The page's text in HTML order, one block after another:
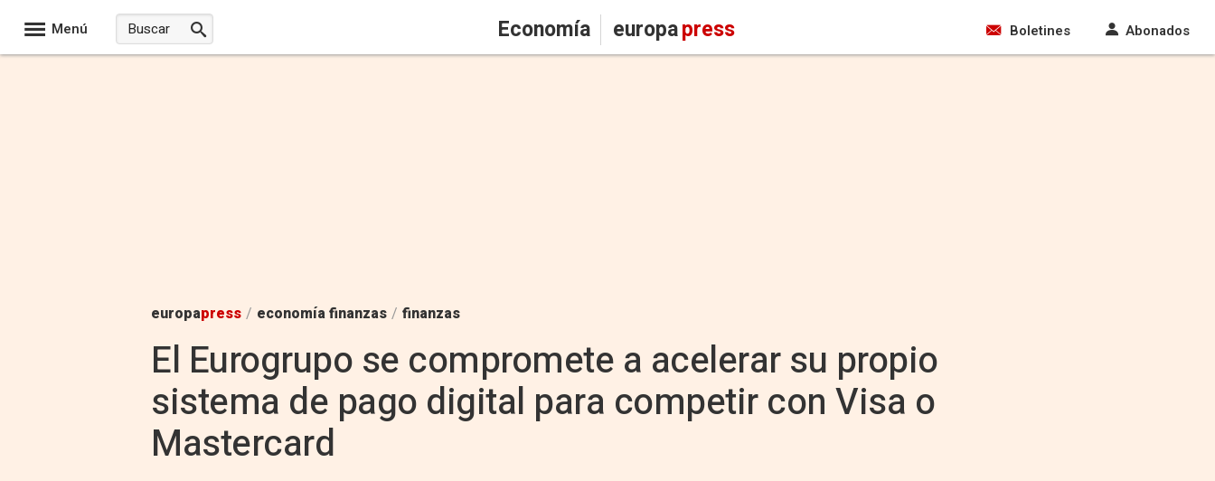
Menú Economía europapress Boletines Abonados
europapress / economía finanzas / finanzas
El Eurogrupo se compromete a acelerar su propio
sistema de pago digital para competir con Visa o
Mastercard